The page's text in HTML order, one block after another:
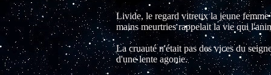
Livide, le regard vitreux la jeune femme
mains meurtries rappelait la vie qui
La cruauté n'était pas des vices du
d'une lente agonie.